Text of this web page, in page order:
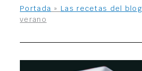
Portada » Las recetas del blog
verano